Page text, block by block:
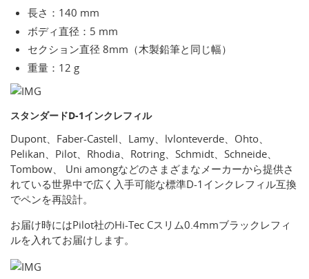
長さ：140 mm
ボディ直径：5 mm
セクション直径 8mm（木製鉛筆と同じ幅）
重量：12 g
スタンダードD-1インクレフィル
Dupont、Faber-Castell、Lamy、lvlonteverde、Ohto、
Pelikan、Pilot、Rhodia、Rotring、Schmidt、Schneide、
Tombow、 Uni amongなどのさまざまなメーカーから提供さ
れている世界中で広く入手可能な標準D-1インクレフィル互換
でペンを再設計。
お届け時にはPilot社のHi-Tec Cスリム0.4mmブラックレフィ
ルを入れてお届けします。